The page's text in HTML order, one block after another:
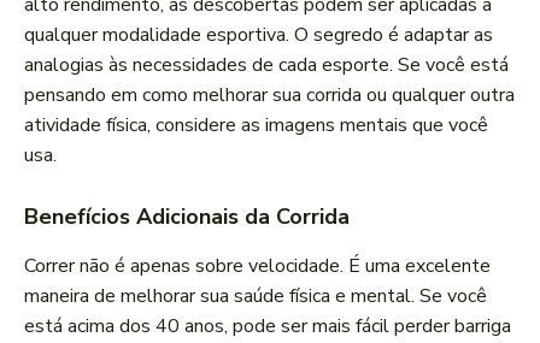
qualquer modalidade esportiva. O segredo é adaptar as
analogias às necessidades de cada esporte. Se você está
pensando em como melhorar sua corrida ou qualquer outra
atividade física, considere as imagens mentais que você
usa.
Benefícios Adicionais da Corrida
Correr não é apenas sobre velocidade. É uma excelente
maneira de melhorar sua saúde física e mental. Se você
está acima dos 40 anos, pode ser mais fácil perder barriga